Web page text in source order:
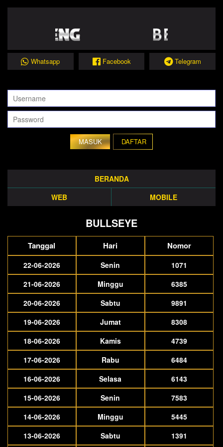
Whatsapp Facebook Telegram
DAFTAR
BERANDA
WEB
MOBILE
BULLSEYE
Tanggal Hari Nomor
22-06-2026 Senin
1071
21-06-2026
Minggu
6385
20-06-2026
Sabtu
9891
19-06-2026
Jumat
8308
18-06-2026
Kamis
4739
17-06-2026
Rabu
6484
16-06-2026
Selasa
6143
15-06-2026
Senin
7583
14-06-2026
Minggu
5445
13-06-2026
Sabtu 1391